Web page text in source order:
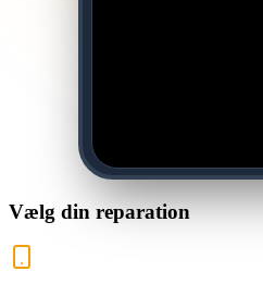
Vælg din reparation